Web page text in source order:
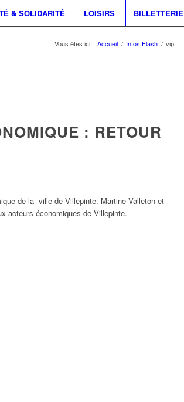
& SOLIDARITÉ LOISIRS BILLETTERIE
Vous êtes ici : Accueil / Infos Flash / vip
: RETOUR
de la ville de Villepinte. Martine Valleton et
acteurs économiques de Villepinte.